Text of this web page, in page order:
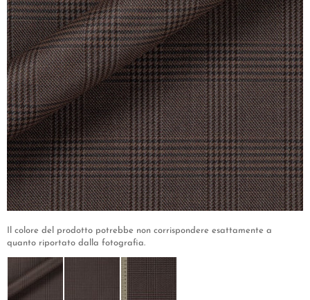
Il colore del prodotto potrebbe non corrispondere esattamente a
quanto riportato dalla fotografia.